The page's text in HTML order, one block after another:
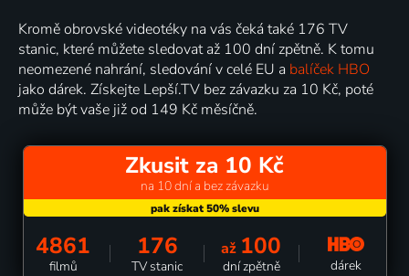
Kromě obrovské videotéky na vás čeká také 176 TV
stanic, které můžete sledovat až 100 dní zpětně. K tomu
neomezené nahrání, sledování v celé EU a balíček HBO
jako dárek. Získejte Lepší.TV bez závazku za 10 Kč, poté
může být vaše již od 149 Kč měsíčně.
Zkusit za 10 Kč
na 10 dní a bez závazku
4861
filmů
176
TV stanic
až 100
dní zpětně dárek